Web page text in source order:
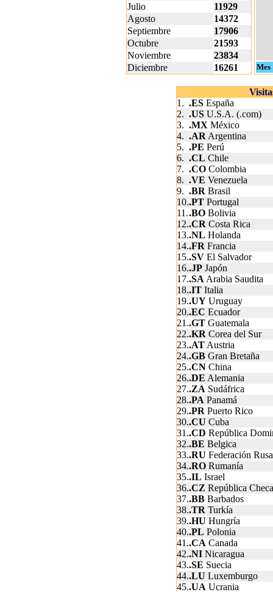
Julio
11929
Agosto
14372
Septiembre
17906
Octubre
21593
Noviembre
23834
Diciembre
16261 Mes
1. .ES España
2. .US U.S.A. (.com)
3. .MX México
4. .AR Argentina
5. .PE Perú
6. .CL Chile
7. .CO Colombia
8. .VE Venezuela
9. .BR Brasil
10..PT Portugal
11..BO Bolivia
12..CR Costa Rica
13..NL Holanda
14..FR Francia
15..SV El Salvador
16..JP Japón
17..SA Arabia Saudita
18..IT Italia
19..UY Uruguay
20..EC Ecuador
21..GT Guatemala
22..KR Corea del Sur
23..AT Austria
24..GB Gran Bretaña
25..CN China
26..DE Alemania
27..ZA Sudáfrica
28..PA Panamá
29..PR Puerto Rico
30..CU Cuba
31..CD República
32..BE Belgica
33..RU Federación Rusa
34..RO Rumanía
35..IL Israel
36..CZ República Checa
37..BB Barbados
38..TR Turkía
39..HU Hungría
40..PL Polonia
41..CA Canada
42..NI Nicaragua
43..SE Suecia
44..LU Luxemburgo
45..UA Ucrania